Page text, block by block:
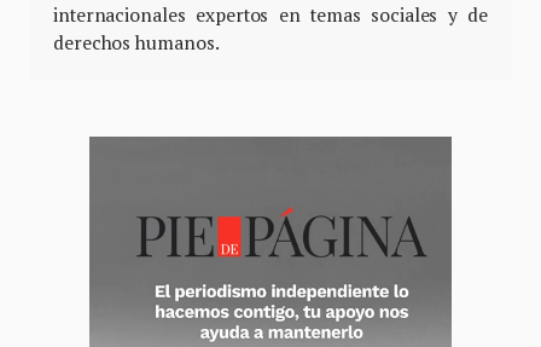
internacionales expertos en temas sociales y de
derechos humanos.